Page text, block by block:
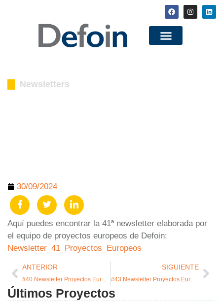
Newsletters
30/09/2024
Aquí puedes encontrar la 41ª newsletter elaborada por
el equipo de proyectos europeos de Defoin:
Newsletter_41_Proyectos_Europeos
ANTERIOR
#40 Newsletter Proyectos Europeos
SIGUIENTE
#43 Newsletter Proyectos Europeos
Últimos Proyectos